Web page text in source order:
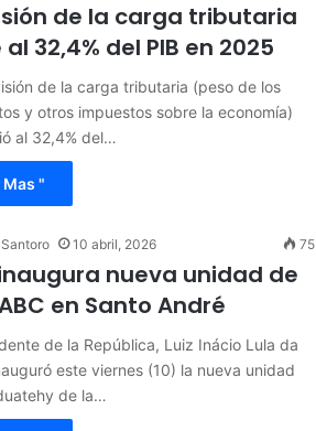
de la carga tributaria
32,4% del PIB en 2025
de la carga tributaria (peso de los
y otros impuestos sobre la economía)
al 32,4% del…
Mas "
10 abril, 2026 75
nueva unidad de
en Santo André
de la República, Luiz Inácio Lula da
este viernes (10) la nueva unidad
de la…